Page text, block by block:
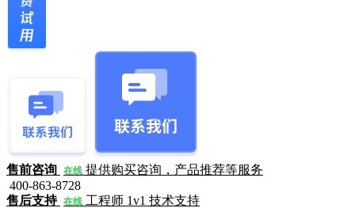
售前咨询 在线 提供购买咨询，产品推荐等服务
400-863-8728
售后支持 在线 工程师 1v1 技术支持